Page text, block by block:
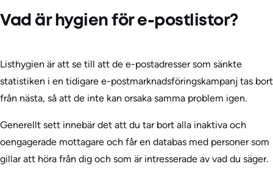
Vad är hygien för e-postlistor?
Listhygien är att se till att de e-postadresser som sänkte
statistiken i en tidigare e-postmarknadsföringskampanj tas bort
från nästa, så att de inte kan orsaka samma problem igen.
Generellt sett innebär det att du tar bort alla inaktiva och
oengagerade mottagare och får en databas med personer som
gillar att höra från dig och som är intresserade av vad du säger.